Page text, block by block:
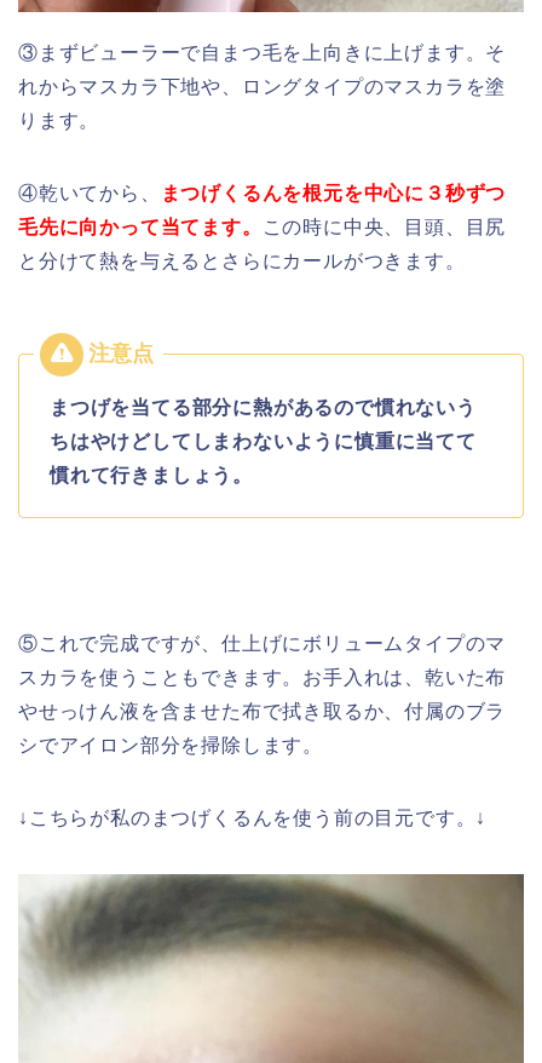
③まずビューラーで自まつ毛を上向きに上げます。そ
れからマスカラ下地や、ロングタイプのマスカラを塗
ります。
④乾いてから、
まつげくるんを根元を中心に３秒ずつ
毛先に向かって当てます。
この時に中央、目頭、目尻
と分けて熱を与えるとさらにカールがつきます。
まつげを当てる部分に熱があるので慣れないう
ちはやけどしてしまわないように慎重に当てて
慣れて行きましょう。
⑤これで完成ですが、仕上げにボリュームタイプのマ
スカラを使うこともできます。お手入れは、乾いた布
やせっけん液を含ませた布で拭き取るか、付属のブラ
シでアイロン部分を掃除します。
↓こちらが私のまつげくるんを使う前の目元です。↓